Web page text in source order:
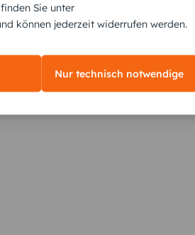
AUCHSie unter
können jederzeit widerrufen werden.
Nur technisch notwendige